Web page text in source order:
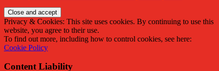
Privacy & Cookies: This site uses cookies. By continuing to use this
website, you agree to their use.
To find out more, including how to control cookies, see here:
Cookie Policy
Content Liability